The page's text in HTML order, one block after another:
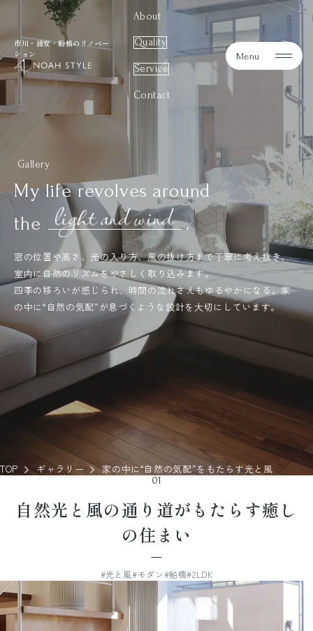
市川・浦安・船橋のリノベー
ション
noah style
About
Quality
Service
Contact
Menu
Gallery
My life revolves around
the
light and wind .
窓の位置や高さ、光の入り方、風の抜け方まで丁寧に考え抜き、
室内に自然のリズムをやさしく取り込みます。
四季の移ろいが感じられ、時間の流れさえもゆるやかになる。家
の中に“自然の気配”が息づくような設計を大切にしています。
TOP ギャラリー 家の中に“自然の気配”をもたらす光と風
01
自然光と風の通り道がもたらす癒し
の住まい
#光と風#モダン#船橋#2LDK